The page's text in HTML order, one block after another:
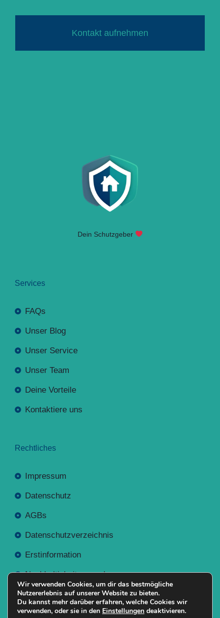
Kontakt aufnehmen
Dein Schutzgeber
Services
FAQs
Unser Blog
Unser Service
Unser Team
Deine Vorteile
Kontaktiere uns
Rechtliches
Impressum
Datenschutz
AGBs
Datenschutzverzeichnis
Erstinformation
Nachhaltigkeitsverordnung
Wir verwenden Cookies, um dir das bestmögliche
Nutzererlebnis auf unserer Website zu bieten.
Du kannst mehr darüber erfahren, welche Cookies wir
verwenden, oder sie in den Einstellungen deaktivieren.